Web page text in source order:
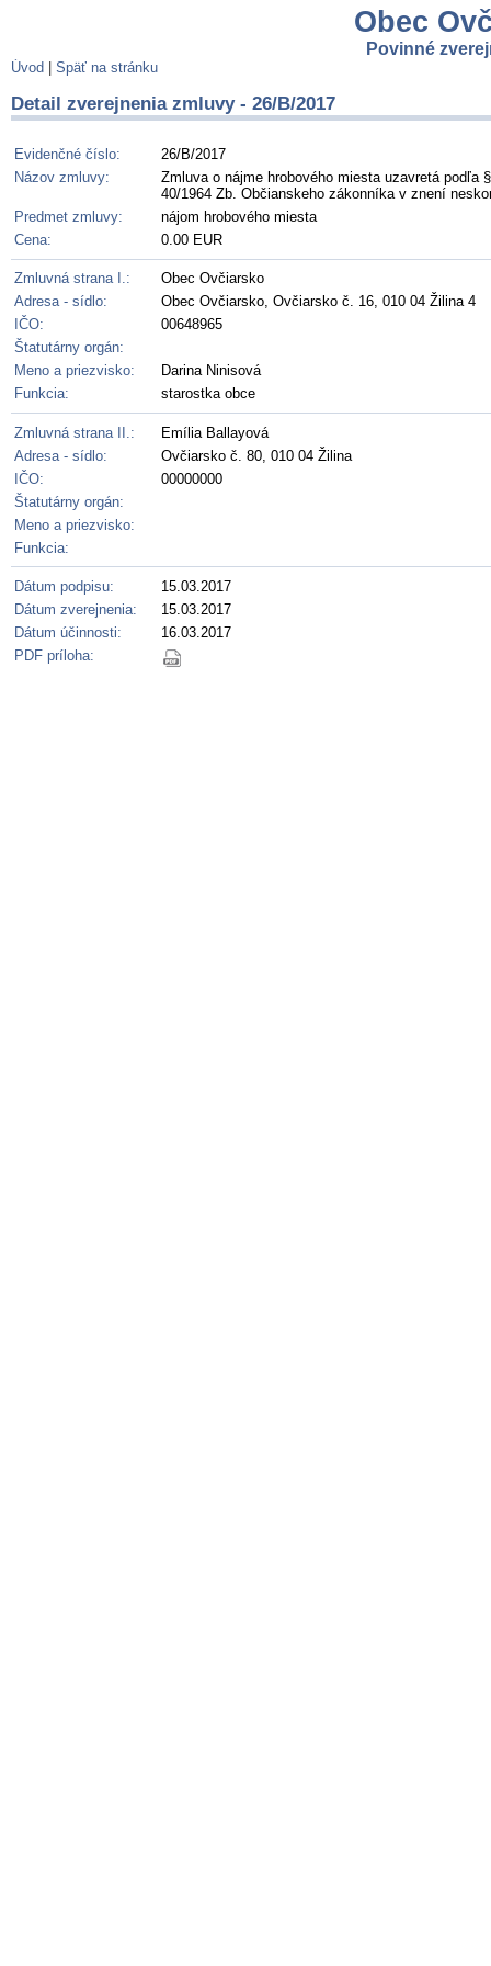
Obec
Povinné
Úvod Späť na stránku
Detail zverejnenia zmluvy - 26/B/2017
Evidenčné číslo:
26/B/2017
Názov zmluvy:
Zmluva o nájme hrobového miesta uzavretá podľa
40/1964 Zb. Občianskeho zákonníka v znení
Predmet zmluvy:
nájom hrobového miesta
Cena:
0.00 EUR
Zmluvná strana I.:
Obec Ovčiarsko
Adresa - sídlo:
Obec Ovčiarsko, Ovčiarsko č. 16, 010 04 Žilina 4
IČO:
00648965
Štatutárny orgán:
Meno a priezvisko:
Darina Ninisová
Funkcia:
starostka obce
Zmluvná strana II.:
Emília Ballayová
Adresa - sídlo:
Ovčiarsko č. 80, 010 04 Žilina
IČO:
00000000
Štatutárny orgán:
Meno a priezvisko:
Funkcia:
Dátum podpisu:
15.03.2017
Dátum zverejnenia:
15.03.2017
Dátum účinnosti:
16.03.2017
PDF príloha: